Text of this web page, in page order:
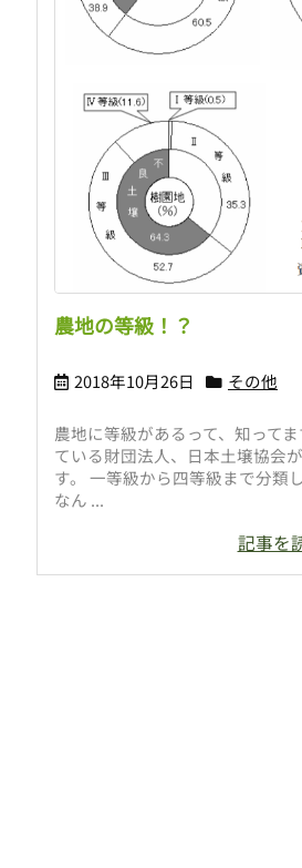
農地の等級！？
2018年10月26日 その他
農地に等級があるって、知って
ている財団法人、日本土壌協会
す。 一等級から四等級まで分類
なん ...
記事を